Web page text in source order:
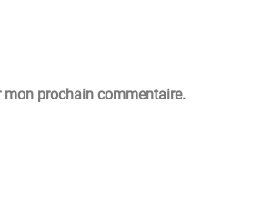
mon prochain commentaire.